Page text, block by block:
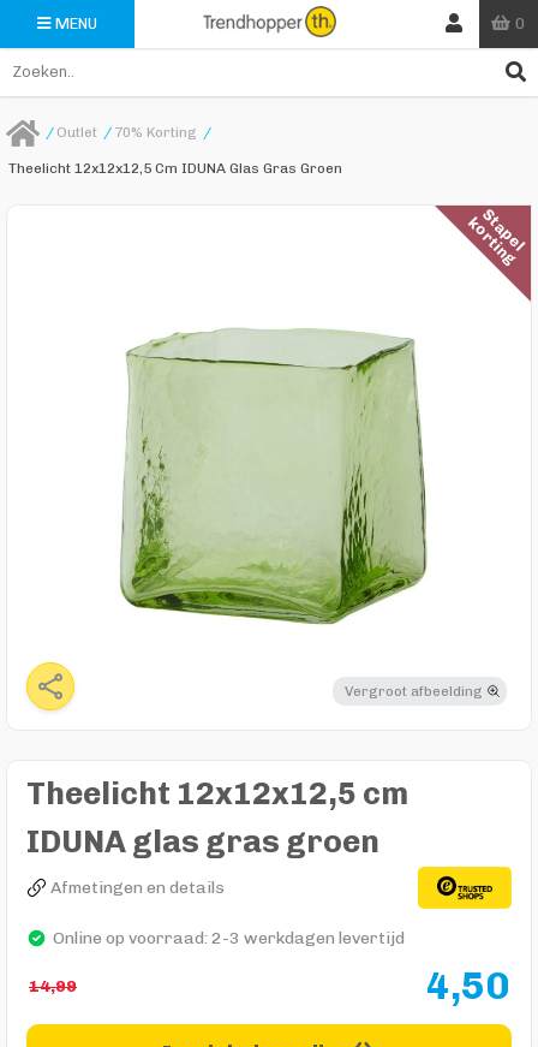
MENU 0
/ Outlet / 70% Korting /
Theelicht 12x12x12,5 Cm IDUNA Glas Gras Groen
S
t
a
p
e
l
k
o
r
t
i
n
g
Vergroot afbeelding
Theelicht 12x12x12,5 cm
IDUNA glas gras groen
Afmetingen en details
Online op voorraad: 2-3 werkdagen levertijd
4,50
14,99